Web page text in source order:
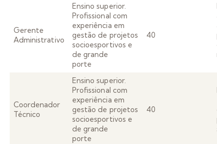
Gerente
Administrativo
Ensino superior.
Profissional com
experiência em
gestão de projetos
socioesportivos e
de grande
porte
40
Coordenador
Técnico
Ensino superior.
Profissional com
experiência em
gestão de projetos
socioesportivos e
de grande
porte
40